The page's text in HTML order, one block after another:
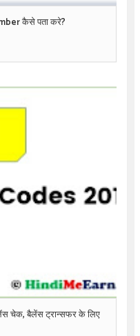
कैसे पता करे?
चेक, बैलेंस ट्रान्सफर के लिए